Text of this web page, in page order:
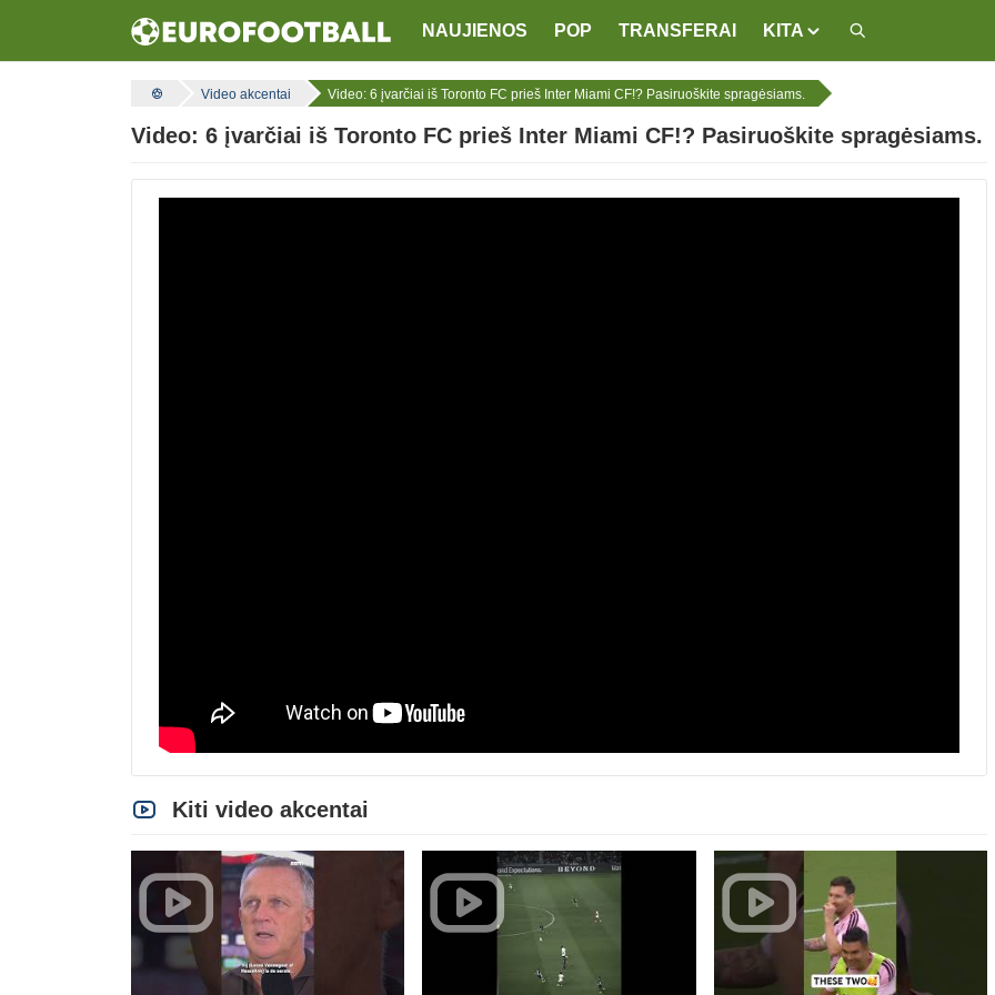
NAUJIENOS POP TRANSFERAI KITA
Video akcentai Video: 6 įvarčiai iš Toronto FC prieš Inter Miami CF!? Pasiruoškite spragėsiams.
Video: 6 įvarčiai iš Toronto FC prieš Inter Miami CF!? Pasiruoškite spragėsiams.
Kiti video akcentai